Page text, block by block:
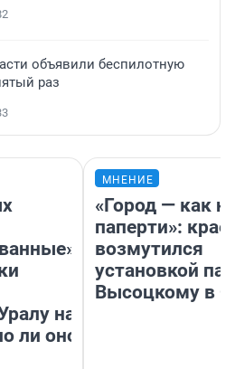
объявили беспилотную
раз
на
ли оно
МНЕНИЕ
«Город — как
паперти»:
возмутился
установкой
Высоцкому в